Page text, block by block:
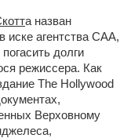
а назван
иске агентства CAA,
долги
режиссера. Как
The Hollywood
Верховному